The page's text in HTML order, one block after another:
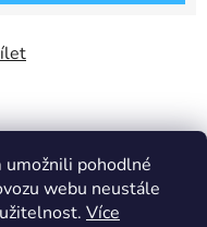
umožnili pohodlné
webu neustále
Více